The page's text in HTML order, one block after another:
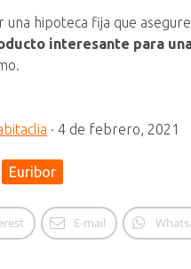
hipoteca fija que
interesante para
· 4 de febrero, 2021
Euribor
E-mail